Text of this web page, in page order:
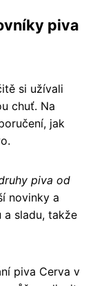
piva
si užívali
chuť. Na
jak
piva od
novinky a
a sladu, takže
piva Cerva v